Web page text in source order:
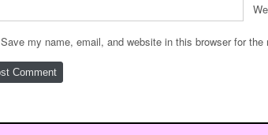
Save my name, email, and website in this browser for